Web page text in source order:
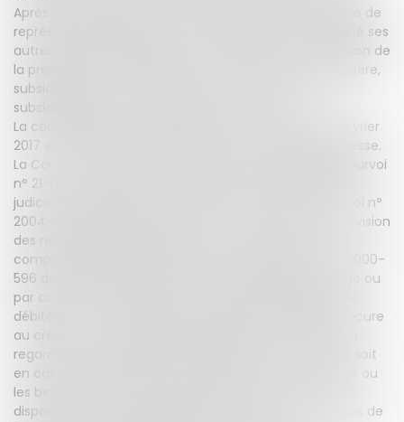
Après le décès de celui-ci, l'épouse, agissant en qualité de
représentante légale de ses enfants mineurs, a assigné ses
autres enfants majeurs issus du mariage en suppression de
la prestation compensatoire sous forme de rente viagère,
subsidiairement, en diminution de celle-ci ou, très
subsidiairement, en sa conversion en capital.
La cour d'appel de Montpellier, par deux arrêts du 8 février
2017 et du 25 mai 2021, a donné raison à la demanderesse.
La Cour de cassation, dans un arrêt du 21 juin 2023 (pourvoi
n° 21-17.077), casse l'arrêt d'appel. La Haute juridiction
judiciaire rappelle qu'en vertu des articles 33, VI, de la loi n°
2004-439 du 26 mai 2004 et 276-3 du code civil, la révision
des rentes viagères attribuées à titre de prestation
compensatoire avant l'entrée en vigueur de la loi n° 2000-
596 du 30 juin 2000, qu'elles aient été fixées par le juge ou
par convention des époux, peut être demandée par le
débiteur ou ses héritiers, soit lorsque leur maintien procure
au créancier un avantage manifestement excessif au
regard des critères définis à l'article 276 du code civil, soit
en cas de changement important dans les ressources ou
les besoins de l'une ou l'autre des parties. En outre, les
dispositions des articles 280 et 280-1 du code civil, issus de